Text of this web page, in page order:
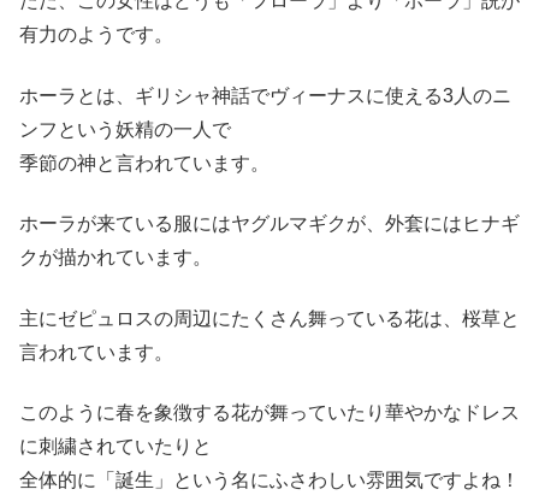
有力のようです。
ホーラとは、ギリシャ神話でヴィーナスに使える3人のニ
ンフという妖精の一人で
季節の神と言われています。
ホーラが来ている服にはヤグルマギクが、外套にはヒナギ
クが描かれています。
主にゼピュロスの周辺にたくさん舞っている花は、桜草と
言われています。
このように春を象徴する花が舞っていたり華やかなドレス
に刺繍されていたりと
全体的に「誕生」という名にふさわしい雰囲気ですよね！